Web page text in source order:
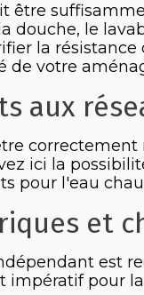
être
douche, le
la
de votre
aux
correctement
ici la
pour l'eau
et
est
impératif pour